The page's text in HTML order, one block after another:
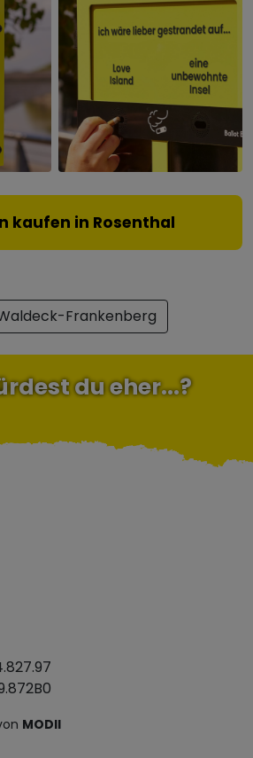
kaufen in Rosenthal
Frankenberg
du eher...?
MODII